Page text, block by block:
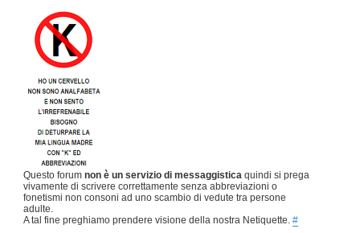
Questo forum non è un servizio di messaggistica quindi si prega
vivamente di scrivere correttamente senza abbreviazioni o
fonetismi non consoni ad uno scambio di vedute tra persone
adulte.
A tal fine preghiamo prendere visione della nostra Netiquette. #